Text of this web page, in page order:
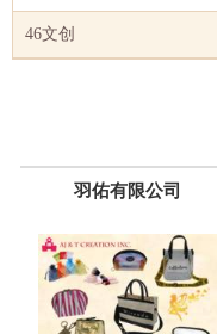
46文创
羽佑有限公司